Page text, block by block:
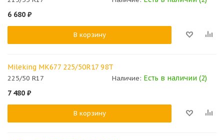
6 680 ₽
В корзину
Mileking MK677 225/50R17 98T
225/50 R17 Наличие: Есть в наличии (2)
7 480 ₽
В корзину